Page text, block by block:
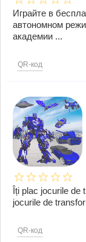
Играйте в
автономном
академии ...
QR-код
Îți plac jocurile de
jocurile de
QR-код